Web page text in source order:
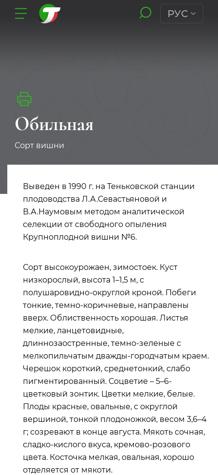
РУС
Обильная
Сорт вишни
Выведен в 1990 г. на Теньковской станции
плодоводства Л.А.Севастьяновой и
В.А.Наумовым методом аналитической
селекции от свободного опыления
Крупноплодной вишни №6.
Сорт высокоурожаен, зимостоек. Куст
низкорослый, высота 1–1,5 м, с
полушаровидно-округлой кроной. Побеги
тонкие, темно-коричневые, направлены
вверх. Облиственность хорошая. Листья
мелкие, ланцетовидные,
длиннозаостренные, темно-зеленые с
мелкопильчатым дважды-городчатым краем.
Черешок короткий, среднетонкий, слабо
пигментированный. Соцветие – 5–6-
цветковый зонтик. Цветки мелкие, белые.
Плоды красные, овальные, с округлой
вершиной, тонкой плодоножкой, весом 3,6–4
г; созревают в конце августа. Мякоть сочная,
сладко-кислого вкуса, кремово-розового
цвета. Косточка мелкая, овальная, хорошо
отделяется от мякоти.